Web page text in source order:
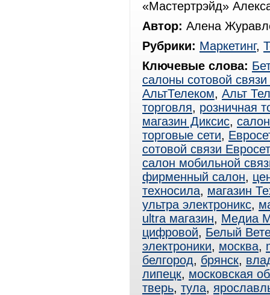
«Мастертрэйд»
Автор: Алена
Рубрики: Маркетинг,
Ключевые слова:
салоны сотовой
АльтТелеком, Альт
торговля, розничная
магазин Диксис,
торговые сети,
сотовой связи
салон мобильной
фирменный салон,
техносила, магазин
ультра электроникс,
ultra магазин, Медиа
цифровой, Белый
электроники, москва,
белгород, брянск,
липецк, московская
тверь, тула,